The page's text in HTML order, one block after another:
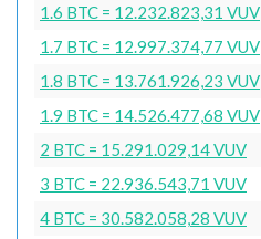
1.6 BTC = 12.232.823,31 VUV
1.7 BTC = 12.997.374,77 VUV
1.8 BTC = 13.761.926,23 VUV
1.9 BTC = 14.526.477,68 VUV
2 BTC = 15.291.029,14 VUV
3 BTC = 22.936.543,71 VUV
4 BTC = 30.582.058,28 VUV